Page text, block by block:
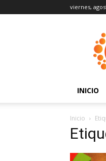
viernes,
INICIO
Inicio